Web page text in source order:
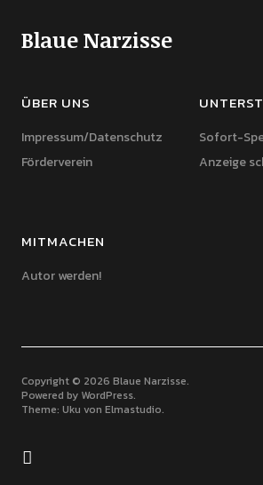
Blaue Narzisse
ÜBER UNS
Impressum/Datenschutz
Förderverein
Sofort-
Anzeige
MITMACHEN
Autor werden!
Copyright © 2026 Blaue Narzisse
Powered by WordPress
Theme: Uku von Elmastudio